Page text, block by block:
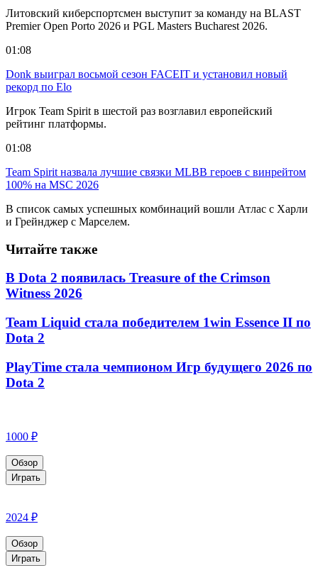
Литовский киберспортсмен выступит за команду на BLAST
Premier Open Porto 2026 и PGL Masters Bucharest 2026.
01:08
Donk выиграл восьмой сезон FACEIT и установил новый
рекорд по Elo
Игрок Team Spirit в шестой раз возглавил европейский
рейтинг платформы.
01:08
Team Spirit назвала лучшие связки MLBB героев с винрейтом
100% на MSC 2026
В список самых успешных комбинаций вошли Атлас с Харли
и Грейнджер с Марселем.
Читайте также
В Dota 2 появилась Treasure of the Crimson
Witness 2026
Team Liquid стала победителем 1win Essence II по
Dota 2
PlayTime стала чемпионом Игр будущего 2026 по
Dota 2
1000 ₽
Обзор
Играть
2024 ₽
Обзор
Играть